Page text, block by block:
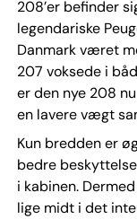
208’er befinder
legendariske
Danmark været
207 voksede i
er den nye 208
en lavere vægt
Kun bredden er
bedre
i kabinen.
lige midt i det